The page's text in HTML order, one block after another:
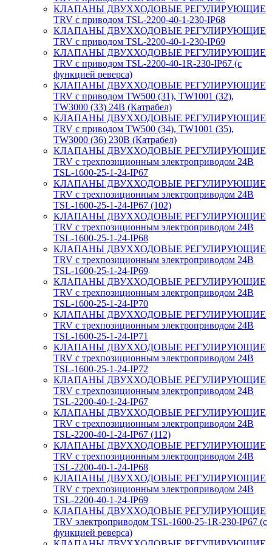
КЛАПАНЫ ДВУХХОДОВЫЕ РЕГУЛИРУЮЩИЕ
TRV с приводом TSL-2200-40-1-230-IP68
КЛАПАНЫ ДВУХХОДОВЫЕ РЕГУЛИРУЮЩИЕ
TRV с приводом TSL-2200-40-1-230-IP69
КЛАПАНЫ ДВУХХОДОВЫЕ РЕГУЛИРУЮЩИЕ
TRV с приводом TSL-2200-40-1R-230-IP67 (с
функцией реверса)
КЛАПАНЫ ДВУХХОДОВЫЕ РЕГУЛИРУЮЩИЕ
TRV с приводом TW500 (31), TW1001 (32),
TW3000 (33) 24В (Катрабел)
КЛАПАНЫ ДВУХХОДОВЫЕ РЕГУЛИРУЮЩИЕ
TRV с приводом TW500 (34), TW1001 (35),
TW3000 (36) 230В (Катрабел)
КЛАПАНЫ ДВУХХОДОВЫЕ РЕГУЛИРУЮЩИЕ
TRV с трехпозиционным электроприводом 24В
TSL-1600-25-1-24-IP67
КЛАПАНЫ ДВУХХОДОВЫЕ РЕГУЛИРУЮЩИЕ
TRV с трехпозиционным электроприводом 24В
TSL-1600-25-1-24-IP67 (102)
КЛАПАНЫ ДВУХХОДОВЫЕ РЕГУЛИРУЮЩИЕ
TRV с трехпозиционным электроприводом 24В
TSL-1600-25-1-24-IP68
КЛАПАНЫ ДВУХХОДОВЫЕ РЕГУЛИРУЮЩИЕ
TRV с трехпозиционным электроприводом 24В
TSL-1600-25-1-24-IP69
КЛАПАНЫ ДВУХХОДОВЫЕ РЕГУЛИРУЮЩИЕ
TRV с трехпозиционным электроприводом 24В
TSL-1600-25-1-24-IP70
КЛАПАНЫ ДВУХХОДОВЫЕ РЕГУЛИРУЮЩИЕ
TRV с трехпозиционным электроприводом 24В
TSL-1600-25-1-24-IP71
КЛАПАНЫ ДВУХХОДОВЫЕ РЕГУЛИРУЮЩИЕ
TRV с трехпозиционным электроприводом 24В
TSL-1600-25-1-24-IP72
КЛАПАНЫ ДВУХХОДОВЫЕ РЕГУЛИРУЮЩИЕ
TRV с трехпозиционным электроприводом 24В
TSL-2200-40-1-24-IP67
КЛАПАНЫ ДВУХХОДОВЫЕ РЕГУЛИРУЮЩИЕ
TRV с трехпозиционным электроприводом 24В
TSL-2200-40-1-24-IP67 (112)
КЛАПАНЫ ДВУХХОДОВЫЕ РЕГУЛИРУЮЩИЕ
TRV с трехпозиционным электроприводом 24В
TSL-2200-40-1-24-IP68
КЛАПАНЫ ДВУХХОДОВЫЕ РЕГУЛИРУЮЩИЕ
TRV с трехпозиционным электроприводом 24В
TSL-2200-40-1-24-IP69
КЛАПАНЫ ДВУХХОДОВЫЕ РЕГУЛИРУЮЩИЕ
TRV электроприводом TSL-1600-25-1R-230-IP67 (с
функцией реверса)